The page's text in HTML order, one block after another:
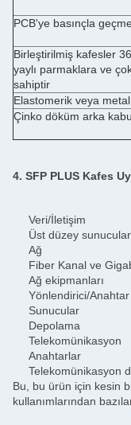
PCB'ye basınçla
Birleştirilmiş kafesler
yaylı parmaklara ve
sahiptir
Elastomerik veya
Çinko döküm arka
4. SFP PLUS Kafes
Veri/İletişim
Üst düzey sunucular
Ağ
Fiber Kanal ve
Ağ ekipmanları
Yönlendirici/Anahtar
Sunucular
Depolama
Telekomünikasyon
Anahtarlar
Telekomünikasyon
Bu, bu ürün için kesin
kullanımlarından